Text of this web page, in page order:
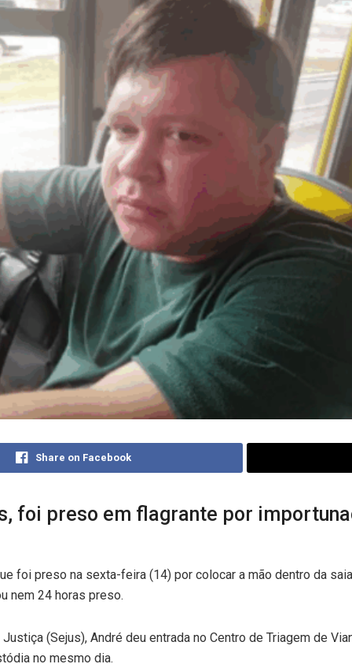
Share on Facebook
foi preso em flagrante por
foi preso na sexta-feira (14) por colocar a mão dentro da
nem 24 horas preso.
(Sejus), André deu entrada no Centro de Triagem de
no mesmo dia.